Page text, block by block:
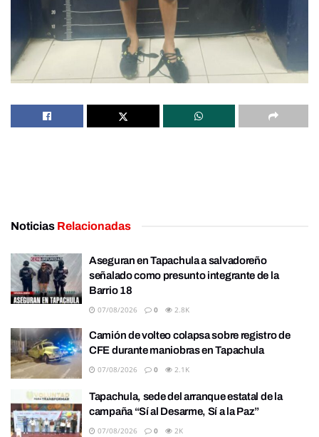
Noticias Relacionadas
Aseguran en Tapachula a salvadoreño
señalado como presunto integrante de la
Barrio 18
07/08/2026 0 2.8K
Camión de volteo colapsa sobre registro de
CFE durante maniobras en Tapachula
07/08/2026 0 2.1K
Tapachula, sede del arranque estatal de la
campaña “Sí al Desarme, Sí a la Paz”
07/08/2026 0 2K